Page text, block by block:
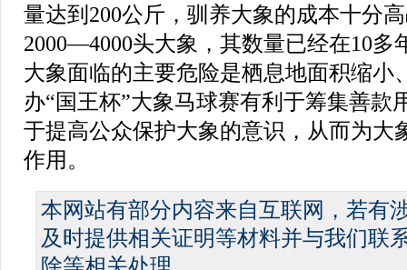
量达到200公斤，驯养大象的成本十分
2000—4000头大象，其数量已经在10多
大象面临的主要危险是栖息地面积缩小
办“国王杯”大象马球赛有利于筹集善款
于提高公众保护大象的意识，从而为大
作用。
本网站有部分内容来自互联网，若有
及时提供相关证明等材料并与我们联